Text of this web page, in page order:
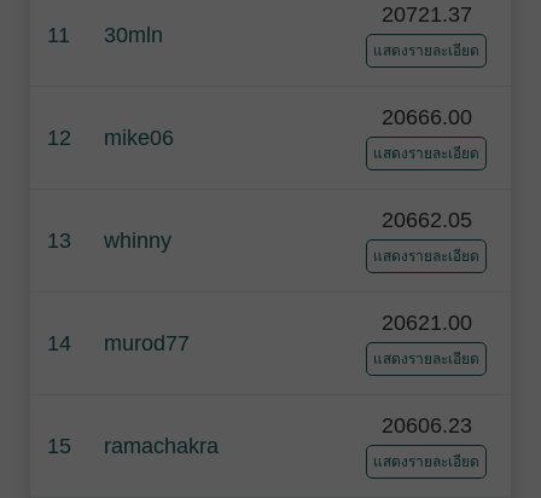
11 30mln
20721.37
แสดงรายละเอียด
12 mike06
20666.00
แสดงรายละเอียด
13 whinny
20662.05
แสดงรายละเอียด
14 murod77
20621.00
แสดงรายละเอียด
15 ramachakra
20606.23
แสดงรายละเอียด